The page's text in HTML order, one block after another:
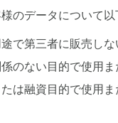
のデータについて
で第三者に販売しな
のない目的で使用
は融資目的で使用